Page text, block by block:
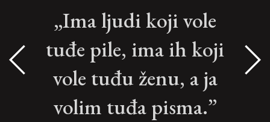
„Ima ljudi koji vole
tuđe pile, ima ih koji
vole tuđu ženu, a ja
volim tuđa pisma.”